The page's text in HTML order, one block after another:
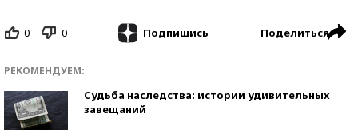
0 0 Подпишись Поделиться
РЕКОМЕНДУЕМ:
Судьба наследства: истории удивительных
завещаний